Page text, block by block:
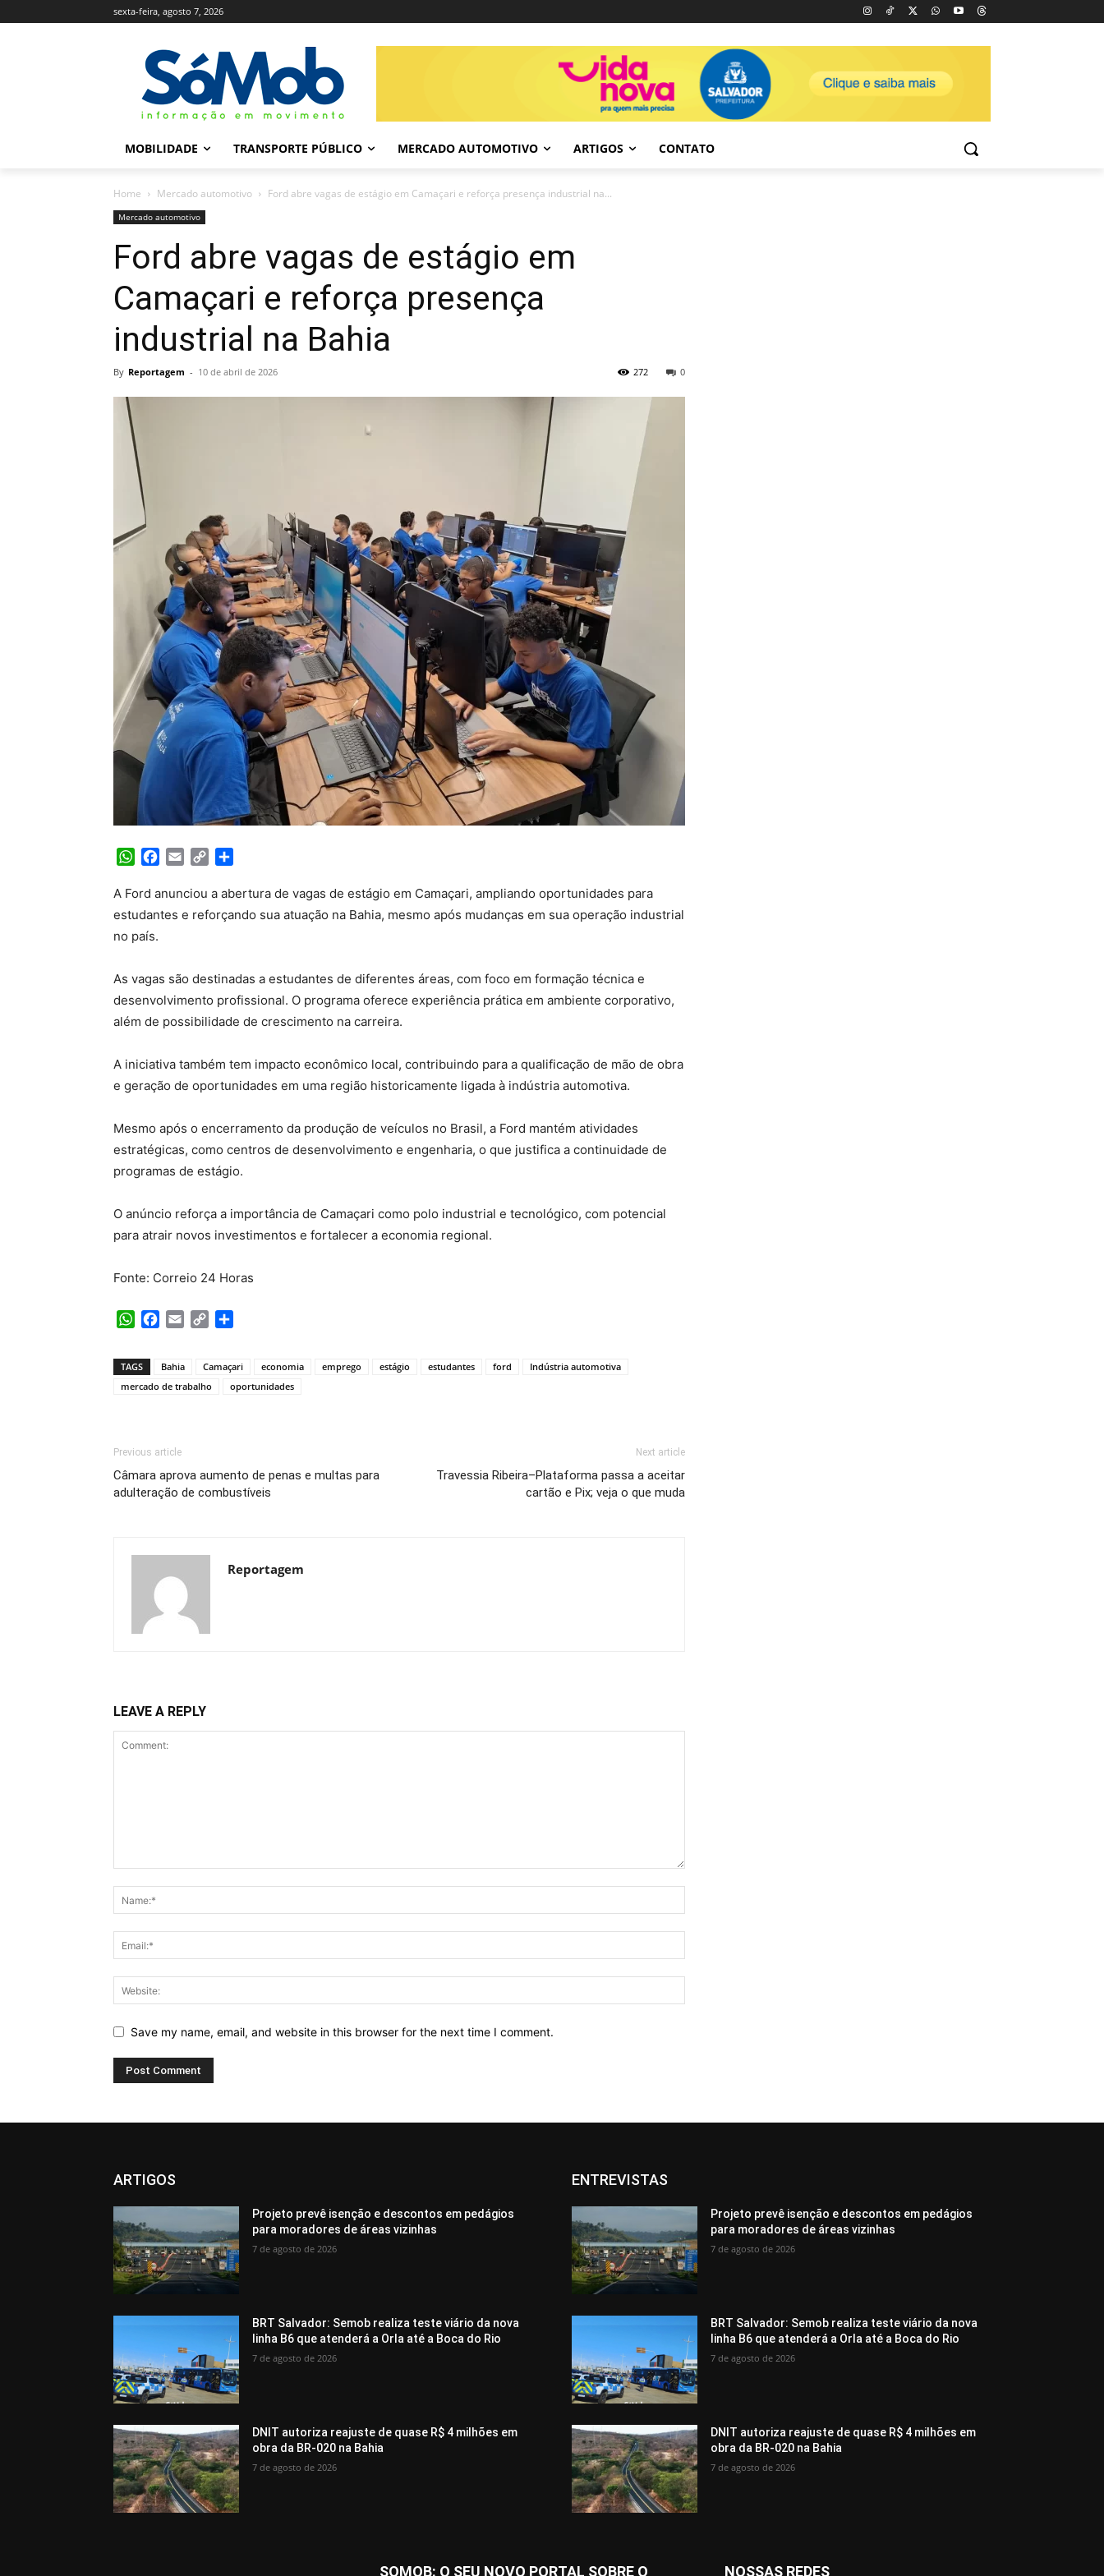
sexta-feira, agosto 7, 2026
MOBILIDADE TRANSPORTE PÚBLICO MERCADO AUTOMOTIVO ARTIGOS CONTATO
Home Mercado automotivo Ford abre vagas de estágio em Camaçari e reforça presença industrial na...
Mercado automotivo
Ford abre vagas de estágio em
Camaçari e reforça presença
industrial na Bahia
By Reportagem - 10 de abril de 2026 0
272
WhatsApp
Facebook
Email Copy
A Ford anunciou a abertura de vagas de estágio em Camaçari, ampliando oportunidades para
estudantes e reforçando sua atuação na Bahia, mesmo após mudanças em sua operação industrial
no país.
As vagas são destinadas a estudantes de diferentes áreas, com foco em formação técnica e
desenvolvimento profissional. O programa oferece experiência prática em ambiente corporativo,
além de possibilidade de crescimento na carreira.
A iniciativa também tem impacto econômico local, contribuindo para a qualificação de mão de obra
e geração de oportunidades em uma região historicamente ligada à indústria automotiva.
Mesmo após o encerramento da produção de veículos no Brasil, a Ford mantém atividades
estratégicas, como centros de desenvolvimento e engenharia, o que justifica a continuidade de
programas de estágio.
O anúncio reforça a importância de Camaçari como polo industrial e tecnológico, com potencial
para atrair novos investimentos e fortalecer a economia regional.
Fonte: Correio 24 Horas
WhatsApp
Facebook
Email Copy
TAGS Bahia Camaçari economia emprego estágio estudantes ford
Indústria automotiva
mercado de trabalho
oportunidades
Previous article
Câmara aprova aumento de penas e multas para
adulteração de combustíveis
Next article
Travessia Ribeira–Plataforma passa a aceitar
cartão e Pix; veja o que muda
Reportagem
LEAVE A REPLY
Save my name, email, and website in this browser for the next time I comment.
ARTIGOS
Projeto prevê isenção e descontos em pedágios
para moradores de áreas vizinhas
7 de agosto de 2026
BRT Salvador: Semob realiza teste viário da nova
linha B6 que atenderá a Orla até a Boca do Rio
7 de agosto de 2026
DNIT autoriza reajuste de quase R$ 4 milhões em
obra da BR-020 na Bahia
7 de agosto de 2026
ENTREVISTAS
Projeto prevê isenção e descontos em pedágios
para moradores de áreas vizinhas
7 de agosto de 2026
BRT Salvador: Semob realiza teste viário da nova
linha B6 que atenderá a Orla até a Boca do Rio
7 de agosto de 2026
DNIT autoriza reajuste de quase R$ 4 milhões em
obra da BR-020 na Bahia
7 de agosto de 2026
SOMOB: O SEU NOVO PORTAL SOBRE O NOSSAS REDES